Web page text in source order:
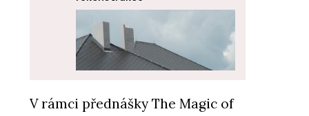
V rámci přednášky The Magic of